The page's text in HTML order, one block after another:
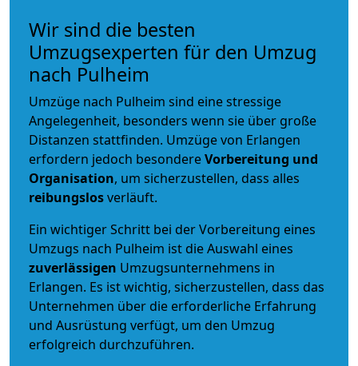
Wir sind die besten
Umzugsexperten für den Umzug
nach Pulheim
Umzüge nach Pulheim sind eine stressige
Angelegenheit, besonders wenn sie über große
Distanzen stattfinden. Umzüge von Erlangen
erfordern jedoch besondereVorbereitung und
Organisation, um sicherzustellen, dass alles
reibungslosverläuft.
Ein wichtiger Schritt bei der Vorbereitung eines
Umzugs nach Pulheim ist die Auswahl eines
zuverlässigen Umzugsunternehmens in
Erlangen. Es ist wichtig, sicherzustellen, dass das
Unternehmen über die erforderliche Erfahrung
und Ausrüstung verfügt, um den Umzug
erfolgreich durchzuführen.